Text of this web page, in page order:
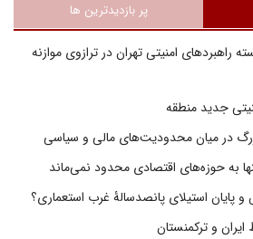
پر بازدیدترین ها
راهبردهای امنیتی تهران در ترازوی موازنه
جدید منطقه
در میان محدودیت‌های مالی و سیاسی
به حوزه‌های اقتصادی محدود نمی‌ماند
پایان استیلای پانصدسالۀ غرب استعماری؟
و ترکمنستان